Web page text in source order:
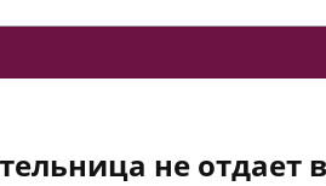
не отдает